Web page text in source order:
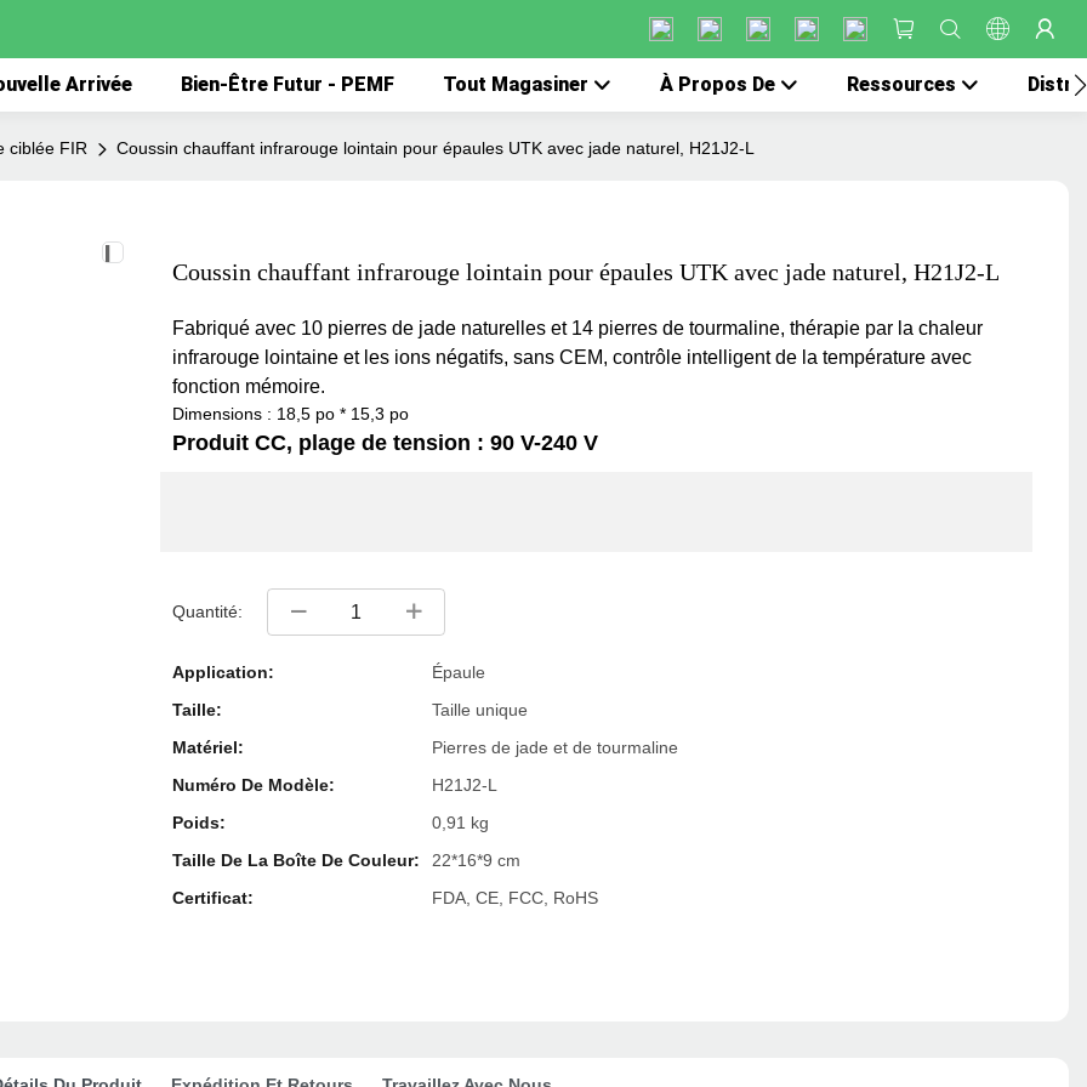
Arrivée Bien-Être Futur - PEMF Tout Magasiner À Propos De Ressources
ciblée FIR Coussin chauffant infrarouge lointain pour épaules UTK avec jade naturel, H21J2-L
Coussin chauffant infrarouge lointain pour épaules UTK avec jade naturel, H21J2-L
Fabriqué avec 10 pierres de jade naturelles et 14 pierres de tourmaline, thérapie par la chaleur
infrarouge lointaine et les ions négatifs, sans CEM, contrôle intelligent de la température avec
fonction mémoire.
Dimensions : 18,5 po * 15,3 po
Produit CC, plage de tension : 90 V-240 V
Quantité:
Application:
Épaule
Taille:
Taille unique
Matériel:
Pierres de jade et de tourmaline
Numéro De Modèle:
H21J2-L
Poids:
0,91 kg
Taille De La Boîte De Couleur:
22*16*9 cm
Certificat:
FDA, CE, FCC, RoHS